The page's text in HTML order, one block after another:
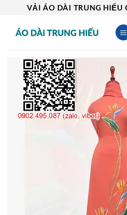
content
VẢI ÁO DÀI TRUNG HIẾU